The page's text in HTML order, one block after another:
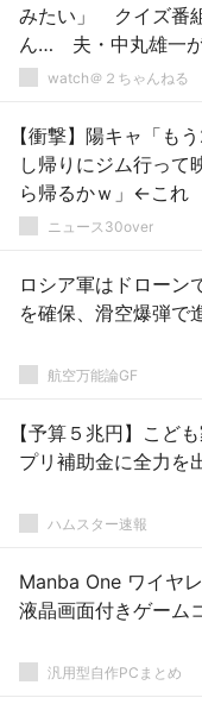
みたい」 クイズ番
ん… 夫・中丸雄一
謹慎中watch＠２ちゃんねる
【衝撃】陽キャ「も
し帰りにジム行って
ら帰るかｗ」←これ
ニュース30over
ロシア軍はドローン
を確保、滑空爆弾で
航空万能論GF
【予算５兆円】こど
プリ補助金に全力を
ハムスター速報
Manba One ワイヤ
液晶画面付きゲーム
汎用型自作PCまとめ